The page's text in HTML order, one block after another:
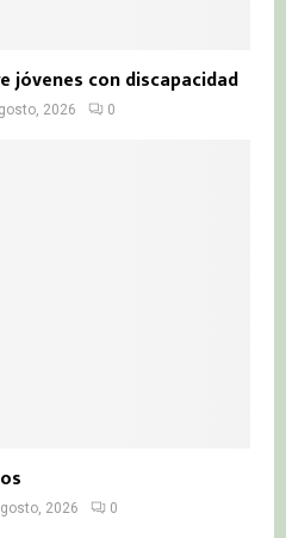
jóvenes con discapacidad
2026 0
2026 0